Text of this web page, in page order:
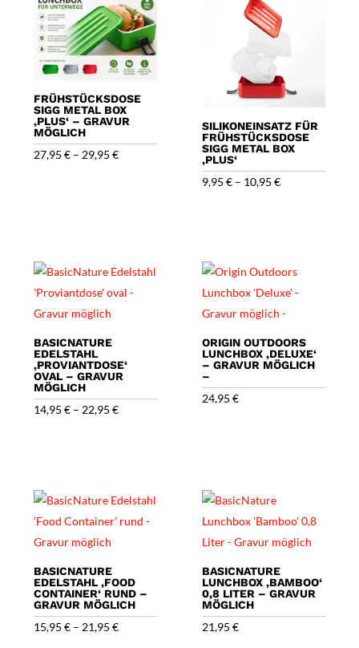
FRÜHSTÜCKSDOSE
SIGG METAL BOX
‚PLUS‘ – GRAVUR
MÖGLICH
27,95€ – 29,95€
SILIKONEINSATZ FÜR
FRÜHSTÜCKSDOSE
SIGG METAL BOX
‚PLUS‘
9,95€ – 10,95€
BASICNATURE
EDELSTAHL
‚PROVIANTDOSE‘
OVAL – GRAVUR
MÖGLICH
14,95€ – 22,95€
ORIGIN OUTDOORS
LUNCHBOX ‚DELUXE‘
– GRAVUR MÖGLICH
–
24,95€
BASICNATURE
EDELSTAHL ‚FOOD
CONTAINER‘ RUND –
GRAVUR MÖGLICH
15,95€ – 21,95€
BASICNATURE
LUNCHBOX ‚BAMBOO‘
0,8 LITER – GRAVUR
MÖGLICH
21,95€